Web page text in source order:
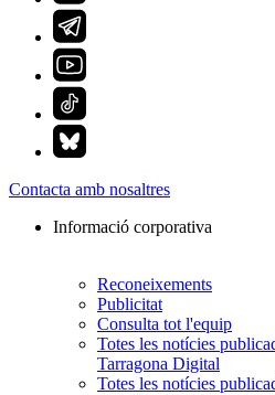
Contacta amb nosaltres
Informació corporativa
Reconeixements
Publicitat
Consulta tot l'equip
Totes les notícies
Tarragona Digital
Totes les notícies